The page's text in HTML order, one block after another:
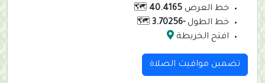
خط العرض 40.4165
🗺️
خط الطول-3.70256
🗺️
افتح الخريطة
تضمين مواقيت الصلاة